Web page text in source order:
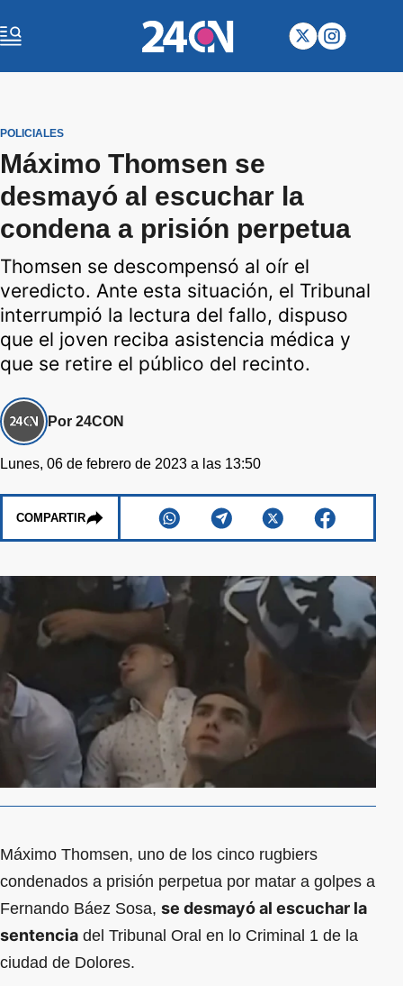
POLICIALES
Máximo Thomsen se
desmayó al escuchar la
condena a prisión perpetua
Thomsen se descompensó al oír el
veredicto. Ante esta situación, el Tribunal
interrumpió la lectura del fallo, dispuso
que el joven reciba asistencia médica y
que se retire el público del recinto.
Por 24CON
Lunes, 06 de febrero de 2023 a las 13:50
COMPARTIR
Máximo Thomsen, uno de los cinco rugbiers
condenados a prisión perpetua por matar a golpes a
Fernando Báez Sosa, se desmayó al escuchar la
sentencia del Tribunal Oral en lo Criminal 1 de la
ciudad de Dolores.